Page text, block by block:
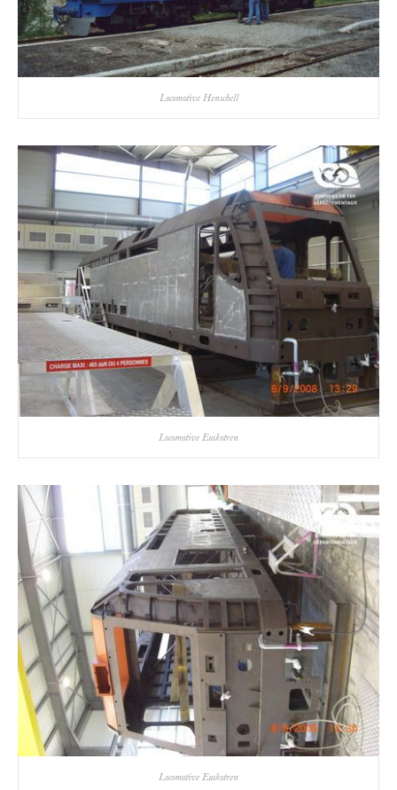
Locomotive Henschell
Locomotive Euskotren
Locomotive Euskotren